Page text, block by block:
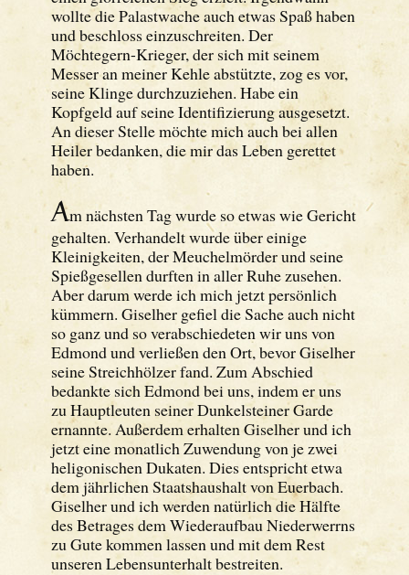
wollte die Palastwache auch etwas Spaß haben
und beschloss einzuschreiten. Der
Möchtegern-Krieger, der sich mit seinem
Messer an meiner Kehle abstützte, zog es vor,
seine Klinge durchzuziehen. Habe ein
Kopfgeld auf seine Identifizierung ausgesetzt.
An dieser Stelle möchte mich auch bei allen
Heiler bedanken, die mir das Leben gerettet
haben.
Am nächsten Tag wurde so etwas wie Gericht
gehalten. Verhandelt wurde über einige
Kleinigkeiten, der Meuchelmörder und seine
Spießgesellen durften in aller Ruhe zusehen.
Aber darum werde ich mich jetzt persönlich
kümmern. Giselher gefiel die Sache auch nicht
so ganz und so verabschiedeten wir uns von
Edmond und verließen den Ort, bevor Giselher
seine Streichhölzer fand. Zum Abschied
bedankte sich Edmond bei uns, indem er uns
zu Hauptleuten seiner Dunkelsteiner Garde
ernannte. Außerdem erhalten Giselher und ich
jetzt eine monatlich Zuwendung von je zwei
heligonischen Dukaten. Dies entspricht etwa
dem jährlichen Staatshaushalt von Euerbach.
Giselher und ich werden natürlich die Hälfte
des Betrages dem Wiederaufbau Niederwerrns
zu Gute kommen lassen und mit dem Rest
unseren Lebensunterhalt bestreiten.